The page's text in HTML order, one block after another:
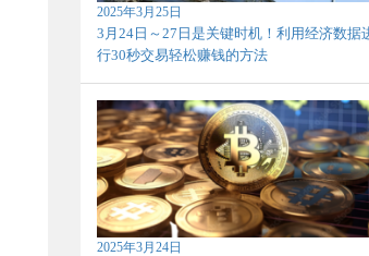
2025年3月25日
3月24日～27日是关键时机！利用经济数据
行30秒交易轻松赚钱的方法
2025年3月24日